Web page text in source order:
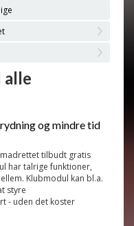
alle
og mindre tid
tilbudt gratis
har talrige funktioner,
Klubmodul kan bl.a.
styre
- uden det koster